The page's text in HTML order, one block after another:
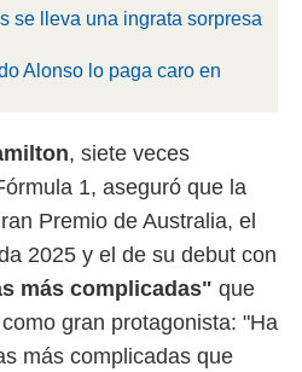
se lleva una ingrata sorpresa
Alonso lo paga caro en
, siete veces
1, aseguró que la
Premio de Australia, el
2025 y el de su debut con
más complicadas" que
gran protagonista: "Ha
más complicadas que